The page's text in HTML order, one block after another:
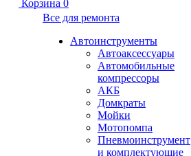
Корзина 0
Все для ремонта
Автоинструменты
Автоаксессуары
Автомобильные
компрессоры
АКБ
Домкраты
Мойки
Мотопомпа
Пневмоинструмент
и комплектующие